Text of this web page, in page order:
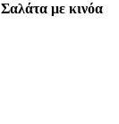
Σαλάτα με κινόα